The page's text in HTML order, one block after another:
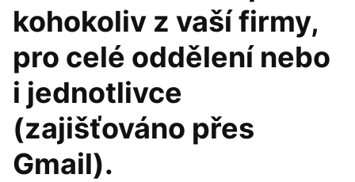
kohokoliv z vaší firmy,
pro celé oddělení nebo
i jednotlivce
(zajišťováno přes
Gmail).